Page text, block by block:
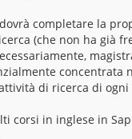
completare la
(che non ha già
di ricerca di
corsi in inglese in